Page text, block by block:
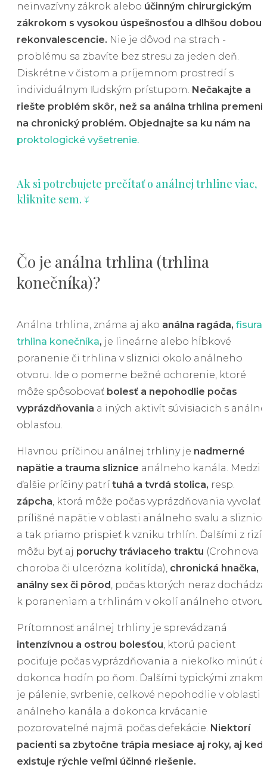
neinvazívny zákrok alebo účinným chirurgickým
zákrokom s vysokou úspešnosťou a dlhšou dobou
rekonvalescencie. Nie je dôvod na strach -
problému sa zbavíte bez stresu za jeden deň.
Diskrétne v čistom a príjemnom prostredí s
individuálnym ľudským prístupom. Nečakajte a
riešte problém skôr, než sa análna trhlina premení
na chronický problém. Objednajte sa ku nám na
proktologické vyšetrenie.
Ak si potrebujete prečítať o análnej trhline viac,
kliknite sem. ↓
Čo je análna trhlina (trhlina
konečníka)?
Análna trhlina, známa aj ako análna ragáda, fisura
trhlina konečníka, je lineárne alebo hĺbkové
poranenie či trhlina v sliznici okolo análneho
otvoru. Ide o pomerne bežné ochorenie, ktoré
môže spôsobovať bolesť a nepohodlie počas
vyprázdňovania a iných aktivít súvisiacich s
oblasťou.
Hlavnou príčinou análnej trhliny je nadmerné
napätie a trauma sliznice análneho kanála. Medzi
ďalšie príčiny patrí tuhá a tvrdá stolica, resp.
zápcha, ktorá môže počas vyprázdňovania vyvolať
prílišné napätie v oblasti análneho svalu a
a tak priamo prispieť k vzniku trhlín. Ďalšími z rizík
môžu byť aj poruchy tráviaceho traktu (Crohnova
choroba či ulcerózna kolitída), chronická hnačka,
análny sex či pôrod, počas ktorých neraz dochádza
k poraneniam a trhlinám v okolí análneho otvoru.
Prítomnosť análnej trhliny je sprevádzaná
intenzívnou a ostrou bolesťou, ktorú pacient
pociťuje počas vyprázdňovania a niekoľko minút
dokonca hodín po ňom. Ďalšími typickými znakmi
je pálenie, svrbenie, celkové nepohodlie v oblasti
análneho kanála a dokonca krvácanie
pozorovateľné najmä počas defekácie. Niektorí
pacienti sa zbytočne trápia mesiace aj roky, aj keď
existuje rýchle veľmi účinné riešenie.